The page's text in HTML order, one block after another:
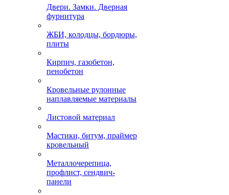
Двери. Замки. Дверная
фурнитура
ЖБИ, колодцы, бордюры,
плиты
Кирпич, газобетон,
пенобетон
Кровельные рулонные
наплавляемые материалы
Листовой материал
Мастики, битум, праймер
кровельный
Металлочерепица,
профлист, сендвич-
панели